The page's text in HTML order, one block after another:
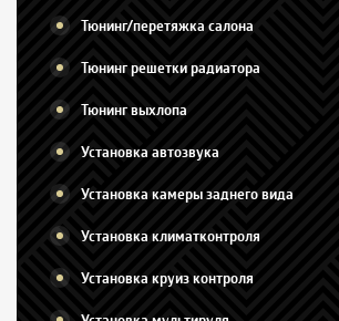
Тюнинг/перетяжка салона
Тюнинг решетки радиатора
Тюнинг выхлопа
Установка автозвука
Установка камеры заднего вида
Установка климатконтроля
Установка круиз контроля